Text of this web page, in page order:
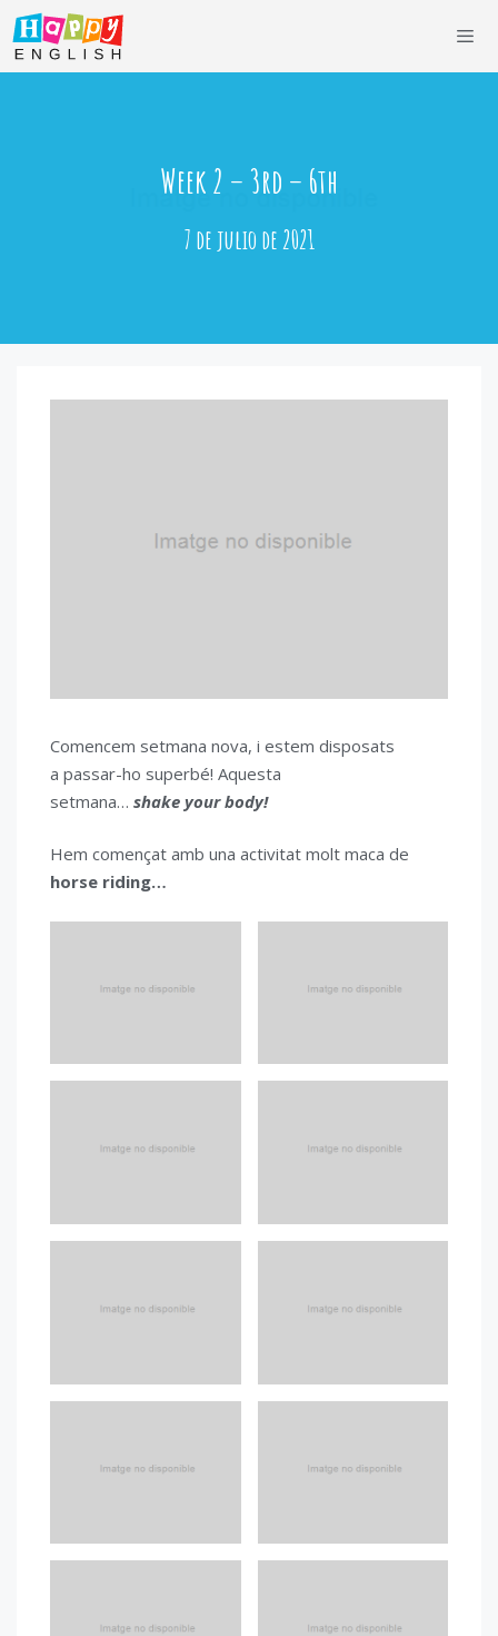
Saltar
contenido
Week 2 – 3rd – 6th
7 de julio de 2021
Comencem setmana nova, i estem disposats
a passar-ho superbé! Aquesta
setmana… shake your body!
Hem començat amb una activitat molt maca de
horse riding…